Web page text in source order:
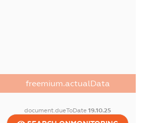
freemium.actualData
document.dueToDate19.10.25